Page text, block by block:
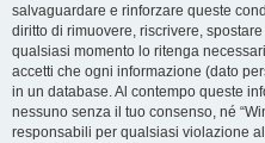
salvaguardare e rinforzare queste
diritto di rimuovere, riscrivere,
qualsiasi momento lo ritenga
accetti che ogni informazione (dato
in un database. Al contempo queste
nessuno senza il tuo consenso, né
responsabili per qualsiasi violazione